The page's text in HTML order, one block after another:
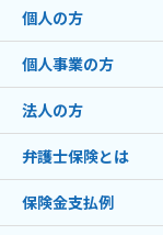
個人の方
個人事業の方
法人の方
弁護士保険とは
保険金支払例